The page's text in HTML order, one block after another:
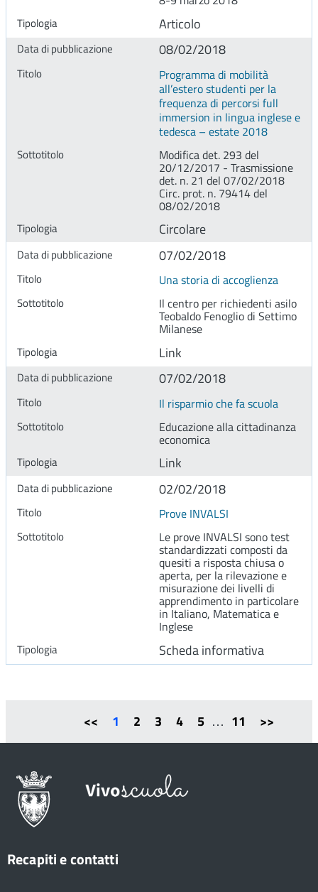
Articolo
08/02/2018
Programma di mobilità
all’estero studenti per la
frequenza di percorsi full
immersion in lingua inglese e
tedesca – estate 2018
Modifica det. 293 del
20/12/2017 - Trasmissione
det. n. 21 del 07/02/2018
Circ. prot. n. 79414 del
08/02/2018
Circolare
07/02/2018
Una storia di accoglienza
Il centro per richiedenti asilo
Teobaldo Fenoglio di Settimo
Milanese
Link
07/02/2018
Il risparmio che fa scuola
Educazione alla cittadinanza
economica
Link
02/02/2018
Prove INVALSI
Le prove INVALSI sono test
standardizzati composti da
quesiti a risposta chiusa o
aperta, per la rilevazione e
misurazione dei livelli di
apprendimento in particolare
in Italiano, Matematica e
Inglese
Scheda informativa
<< 1 2 3 4 5 … 11 >>
Recapiti e contatti